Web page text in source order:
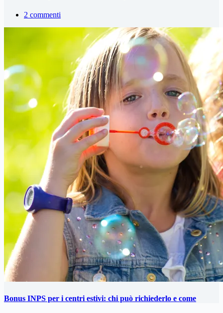
2 commenti
Bonus INPS per i centri estivi: chi può richiederlo e come